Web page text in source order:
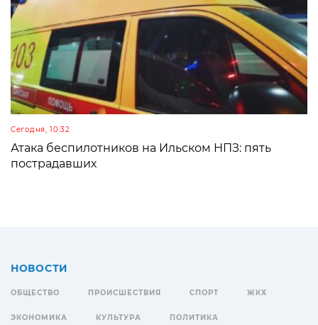
Сегодня, 10:32
Атака беспилотников на Ильском НПЗ: пять
пострадавших
НОВОСТИ
ОБЩЕСТВО ПРОИСШЕСТВИЯ СПОРТ ЖКХ
ЭКОНОМИКА КУЛЬТУРА ПОЛИТИКА